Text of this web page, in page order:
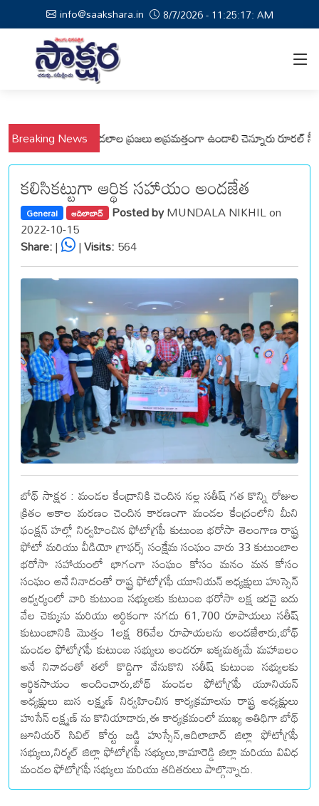
info@saakshara.in 8/7/2026 - 11:25:18: AM
Breaking News
వేమనపల్లి మండలాల ప్రజలు అప్రమత్తంగా ఉండాలి చెన్నూరు రూరల్ సీఐ ఆర్.
కలిసికట్టుగా ఆర్థిక సహాయం అందజేత
General ఆదిలాబాద్ Posted byMUNDALA NIKHIL on
2022-10-15
Share:| |Visits:564
బోథ్ సాక్షర : మండల కేంద్రానికి చెందిన నల్ల సతీష్ గత కొన్ని రోజుల
క్రితం అకాల మరణం చెందిన కారణంగా మండల కేంద్రంలోని మీని
ఫంక్షన్ హల్లో నిర్వహించిన ఫోటోగ్రఫీ కుటుంబ భరోసా తెలంగాణ రాష్ట్ర
ఫోటో మరియు వీడియో గ్రాఫర్స్ సంక్షేమ సంఘం వారు 33 కుటుంబాల
భరోసా సహాయంలో భాగంగా సంఘం కోసం మనం మన కోసం
సంఘం అనే నినాదంతో రాష్ట్ర ఫోటోగ్రఫీ యూనియన్ అధ్యక్షులు హుస్సెన్
ఆధ్వర్యంలో వారి కుటుంబ సభ్యులకు కుటుంబ భరోసా లక్ష ఇరవై ఐదు
వేల చెక్కును మరియు ఆర్థికంగా నగదు 61,700 రూపాయలు సతీష్
కుటుంబానికి మొత్తం 1లక్ష 86వేల రూపాయలను అందజేశారు,బోథ్
మండల ఫోటోగ్రఫీ కుటుంబ సభ్యులు అందరూ ఐక్యమత్యమే మహాబలం
అనే నినాదంతో తలో కొద్దిగా వేసుకొని సతీష్ కుటుంబ సభ్యులకు
ఆర్థికసాయం అందించారు,బోథ్ మండల ఫోటోగ్రఫీ యూనియన్
అధ్యక్షులు బుస లక్ష్మణ్ నిర్వహించిన కార్యక్రమాలను రాష్ట్ర అధ్యక్షులు
హుసేన్ లక్ష్మణ్ ను కొనియాడారు,ఈ కార్యక్రమంలో ముఖ్య అతిథిగా బోథ్
జూనియర్ సివిల్ కోర్టు జడ్జి హుస్సేన్,ఆదిలాబాద్ జిల్లా ఫోటోగ్రఫీ
సభ్యులు,నిర్మల్ జిల్లా ఫోటోగ్రఫీ సభ్యులు,కామారెడ్డి జిల్లా మరియు వివిధ
మండల ఫోటోగ్రఫీ సభ్యులు మరియు తదితరులు పాల్గొన్నారు.